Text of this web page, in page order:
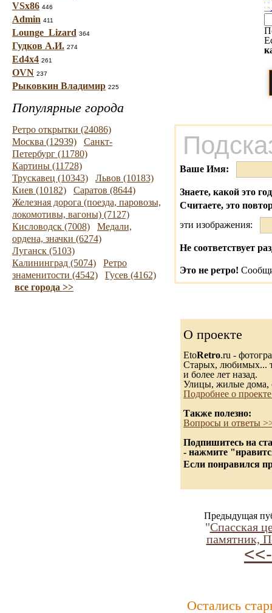
VSx86 446
Admin 411
Lounge_Lizard 364
Гудков А.И. 274
Ed4x4 261
OVN 237
Рыковкин Владимир 225
Популярные города
Ретро открытки (24086)
Москва (12939)
Санкт-
Петербург (11780)
Картины (11728)
Трускавец (10343)
Львов (10183)
Киев (10182)
Саратов (8644)
Железная дорога (поезда, паровозы,
локомотивы, вагоны) (7127)
Кисловодск (7008)
Медали,
ордена, значки (6274)
Луганск (5103)
Калининград (5074)
Ретро
знаменитости (4542)
Гусев (4162)
все города >>
Ваше Имя:
Знаете, какой это
Считаете, это
эти изображения:
Не соответствует
Это не ретро!
О проекте
EtoRetro.ru -
Старых, любимых...
и более лет назад.
Улицы, жилые дома,
Подробнее о
Также полезно:
Вопросы и ответы
Подпишитесь на
- нажмите
Если понравился
Предыдущая
"Спасская
памятник,
<<-
Остались